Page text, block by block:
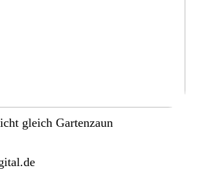
gleich Gartenzaun